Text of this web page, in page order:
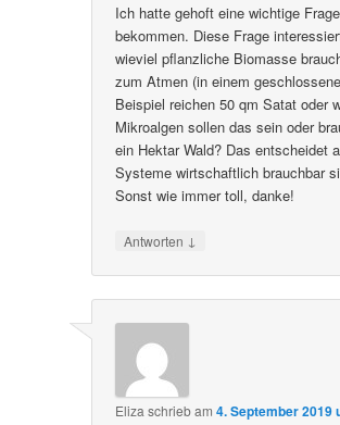
Ich hatte gehoft eine wichtige
bekommen. Diese Frage
wieviel pflanzliche Biomasse
zum Atmen (in einem
Beispiel reichen 50 qm Satat oder
Mikroalgen sollen das sein oder
ein Hektar Wald? Das entscheidet
Systeme wirtschaftlich brauchbar
Sonst wie immer toll, danke!
Antworten ↓
Eliza schriebam4. September 2019